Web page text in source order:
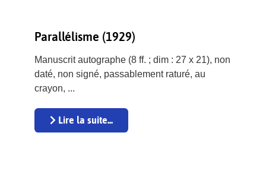
Parallélisme (1929)
Manuscrit autographe (8 ff. ; dim : 27 x 21), non
daté, non signé, passablement raturé, au
crayon, ...
Lire la suite...